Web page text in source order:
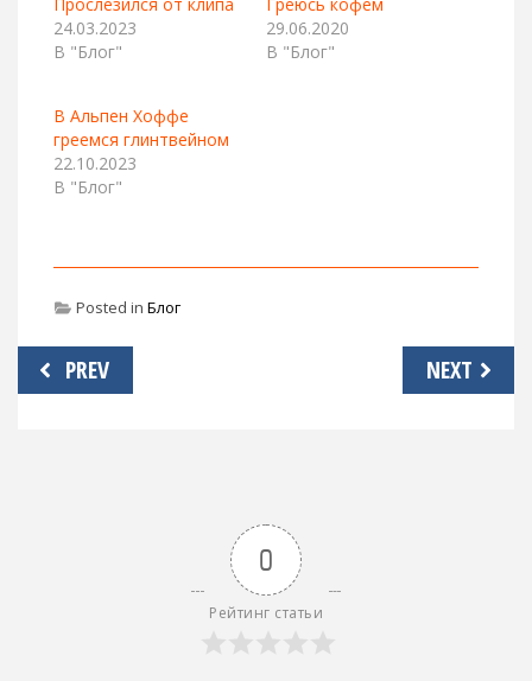
24.03.2023
В "Блог"
29.06.2020
В "Блог"
В Альпен Хоффе
греемся глинтвейном
22.10.2023
В "Блог"
Posted in Блог
Навигация
по
PREV NEXT
0
Рейтинг статьи